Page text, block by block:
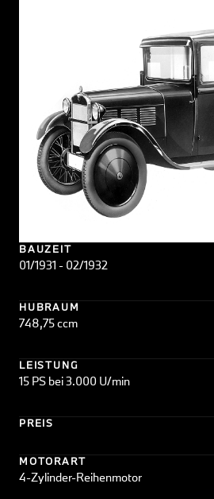
BAUZEIT
01/1931 - 02/1932
HUBRAUM
748,75 ccm
LEISTUNG
15 PS bei 3.000 U/min
PREIS
MOTORART
4-Zylinder-Reihenmotor